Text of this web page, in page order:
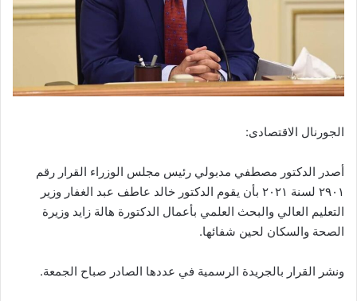
الجورنال الاقتصادى:
أصدر الدكتور مصطفي مدبولي رئيس مجلس الوزراء القرار رقم
٢٩٠١ لسنة ٢٠٢١ بأن يقوم الدكتور خالد عاطف عبد الغفار وزير
التعليم العالي والبحث العلمي بأعمال الدكتورة هالة زايد وزيرة
الصحة والسكان لحين شفائها.
ونشر القرار بالجريدة الرسمية في عددها الصادر صباح الجمعة.